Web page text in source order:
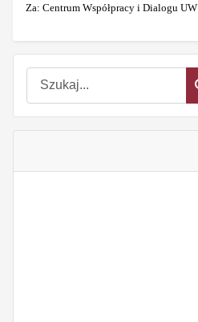
Szukaj
Za: Centrum Współpracy i Dialogu UW